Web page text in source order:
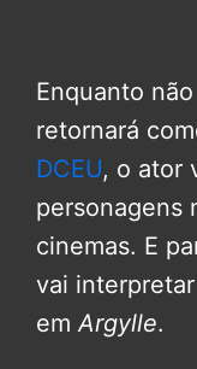
Enquanto
retornará
DCEU, o ator
personagens
cinemas. E
vai
em Argylle.